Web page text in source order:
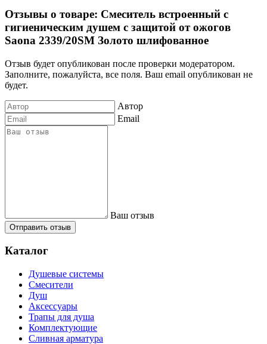
Отзывы о товаре: Смеситель встроенный с
гигиеническим душем с защитой от ожогов
Saona 2339/20SM Золото шлифованное
Отзыв будет опубликован после проверки модератором.
Заполните, пожалуйста, все поля. Ваш email опубликован не
будет.
Автор
Email
Ваш отзыв
Отправить отзыв
Каталог
Душевые системы
Смесители
Душ
Аксессуары
Трапы для душа
Комплектующие
Сливная арматура